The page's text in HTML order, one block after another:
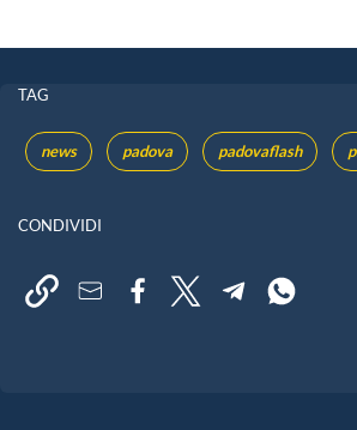
TAG
news padova padovaflash
CONDIVIDI